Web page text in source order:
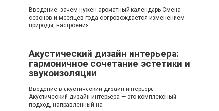
Введение: зачем нужен ароматный календарь Смена
сезонов и месяцев года сопровождается изменением
природы, настроения
Акустический дизайн интерьера:
гармоничное сочетание эстетики и
звукоизоляции
Введение в акустический дизайн интерьера
Акустический дизайн интерьера — это комплексный
подход, направленный на